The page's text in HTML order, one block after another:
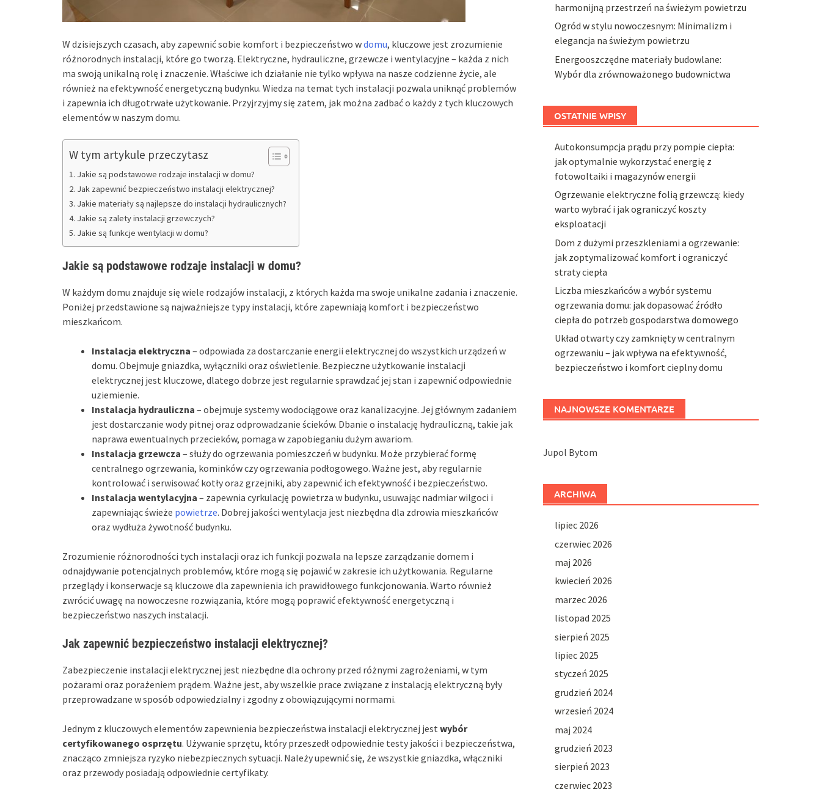
W dzisiejszych czasach, aby zapewnić sobie komfort i bezpieczeństwo wdomu, kluczowe jest zrozumienie
różnorodnych instalacji, które go tworzą. Elektryczne, hydrauliczne, grzewcze i wentylacyjne – każda z nich
ma swoją unikalną rolę i znaczenie. Właściwe ich działanie nie tylko wpływa na nasze codzienne życie, ale
również na efektywność energetyczną budynku. Wiedza na temat tych instalacji pozwala uniknąć problemów
i zapewnia ich długotrwałe użytkowanie. Przyjrzyjmy się zatem, jak można zadbać o każdy z tych kluczowych
elementów w naszym domu.
W tym artykule przeczytasz
Jakie są podstawowe rodzaje instalacji w domu?
Jak zapewnić bezpieczeństwo instalacji elektrycznej?
Jakie materiały są najlepsze do instalacji hydraulicznych?
Jakie są zalety instalacji grzewczych?
Jakie są funkcje wentylacji w domu?
Jakie są podstawowe rodzaje instalacji w domu?
W każdym domu znajduje się wiele rodzajów instalacji, z których każda ma swoje unikalne zadania i znaczenie.
Poniżej przedstawione są najważniejsze typy instalacji, które zapewniają komfort i bezpieczeństwo
mieszkańcom.
Instalacja elektryczna – odpowiada za dostarczanie energii elektrycznej do wszystkich urządzeń w
domu. Obejmuje gniazdka, wyłączniki oraz oświetlenie. Bezpieczne użytkowanie instalacji
elektrycznej jest kluczowe, dlatego dobrze jest regularnie sprawdzać jej stan i zapewnić odpowiednie
uziemienie.
Instalacja hydrauliczna – obejmuje systemy wodociągowe oraz kanalizacyjne. Jej głównym zadaniem
jest dostarczanie wody pitnej oraz odprowadzanie ścieków. Dbanie o instalację hydrauliczną, takie jak
naprawa ewentualnych przecieków, pomaga w zapobieganiu dużym awariom.
Instalacja grzewcza – służy do ogrzewania pomieszczeń w budynku. Może przybierać formę
centralnego ogrzewania, kominków czy ogrzewania podłogowego. Ważne jest, aby regularnie
kontrolować i serwisować kotły oraz grzejniki, aby zapewnić ich efektywność i bezpieczeństwo.
Instalacja wentylacyjna – zapewnia cyrkulację powietrza w budynku, usuwając nadmiar wilgoci i
zapewniając świeże powietrze. Dobrej jakości wentylacja jest niezbędna dla zdrowia mieszkańców
oraz wydłuża żywotność budynku.
Zrozumienie różnorodności tych instalacji oraz ich funkcji pozwala na lepsze zarządzanie domem i
odnajdywanie potencjalnych problemów, które mogą się pojawić w zakresie ich użytkowania. Regularne
przeglądy i konserwacje są kluczowe dla zapewnienia ich prawidłowego funkcjonowania. Warto również
zwrócić uwagę na nowoczesne rozwiązania, które mogą poprawić efektywność energetyczną i
bezpieczeństwo naszych instalacji.
Jak zapewnić bezpieczeństwo instalacji elektrycznej?
Zabezpieczenie instalacji elektrycznej jest niezbędne dla ochrony przed różnymi zagrożeniami, w tym
pożarami oraz porażeniem prądem. Ważne jest, aby wszelkie prace związane z instalacją elektryczną były
przeprowadzane w sposób odpowiedzialny i zgodny z obowiązującymi normami.
Jednym z kluczowych elementów zapewnienia bezpieczeństwa instalacji elektrycznej jest wybór
certyfikowanego osprzętu. Używanie sprzętu, który przeszedł odpowiednie testy jakości i bezpieczeństwa,
znacząco zmniejsza ryzyko niebezpiecznych sytuacji. Należy upewnić się, że wszystkie gniazdka, włączniki
oraz przewody posiadają odpowiednie certyfikaty.
harmonijną przestrzeń na świeżym powietrzu
Ogród w stylu nowoczesnym: Minimalizm i
elegancja na świeżym powietrzu
Energooszczędne materiały budowlane:
Wybór dla zrównoważonego budownictwa
OSTATNIE WPISY
Autokonsumpcja prądu przy pompie ciepła:
jak optymalnie wykorzystać energię z
fotowoltaiki i magazynów energii
Ogrzewanie elektryczne folią grzewczą: kiedy
warto wybrać i jak ograniczyć koszty
eksploatacji
Dom z dużymi przeszkleniami a ogrzewanie:
jak zoptymalizować komfort i ograniczyć
straty ciepła
Liczba mieszkańców a wybór systemu
ogrzewania domu: jak dopasować źródło
ciepła do potrzeb gospodarstwa domowego
Układ otwarty czy zamknięty w centralnym
ogrzewaniu – jak wpływa na efektywność,
bezpieczeństwo i komfort cieplny domu
NAJNOWSZE KOMENTARZE
Jupol Bytom
ARCHIWA
lipiec 2026
czerwiec 2026
maj 2026
kwiecień 2026
marzec 2026
listopad 2025
sierpień 2025
lipiec 2025
styczeń 2025
grudzień 2024
wrzesień 2024
maj 2024
grudzień 2023
sierpień 2023
czerwiec 2023